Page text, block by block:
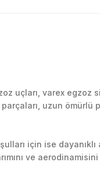
uçları, varex
uzun
için ise dayanıklı
ve